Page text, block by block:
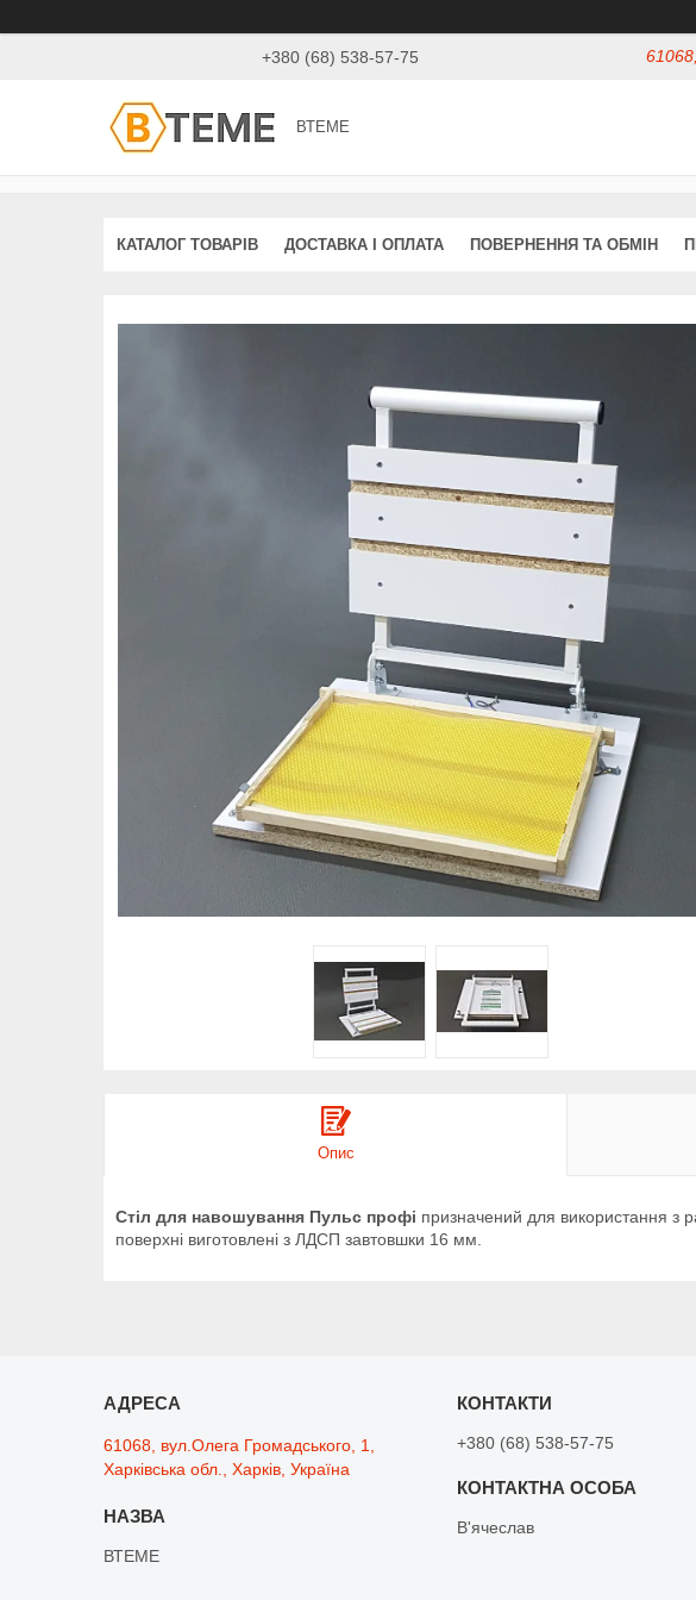
+380 (68) 538-57-75
ВТЕМЕ
КАТАЛОГ ТОВАРІВ ДОСТАВКА І ОПЛАТА ПОВЕРНЕННЯ ТА ОБМІН
Опис
Стіл для навошування Пульс профі призначений для використання з
поверхні виготовлені з ЛДСП завтовшки 16 мм.
61068, вул.Олега Громадського, 1,
Харківська обл., Харків, Україна
ВТЕМЕ
+380 (68) 538-57-75
В'ячеслав